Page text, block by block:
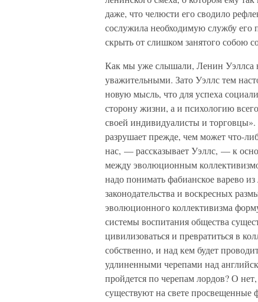
даже, что челюсти его сводило
сослужила необходимую службу его
скрыть от слишком занятого собою
Как мы уже слышали, Ленин Уэллса
уважительными. Зато Уэллс тем
новую мысль, что для успеха
сторону жизни, а и психологию
своей индивидуалисты и
разрушает прежде, чем может что-
нас, — рассказывает Уэллс, — к
между эволюционным
надо понимать фабианское варево
законодательства и воскресных
эволюционного коллективизма
системы воспитания общества
цивилизоваться и превратиться в
собственно, и над кем будет
удлиненными черепами над
пройдется по черепам лордов? О
существуют на свете